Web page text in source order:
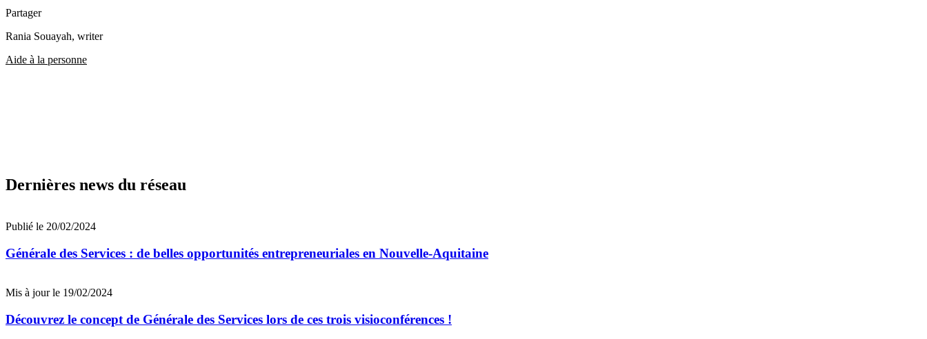
Partager
Rania Souayah, writer
Aide à la personne
Dernières news du réseau
Publié le 20/02/2024
Générale des Services : de belles opportunités entrepreneuriales en Nouvelle-Aquitaine
Mis à jour le 19/02/2024
Découvrez le concept de Générale des Services lors de ces trois visioconférences !